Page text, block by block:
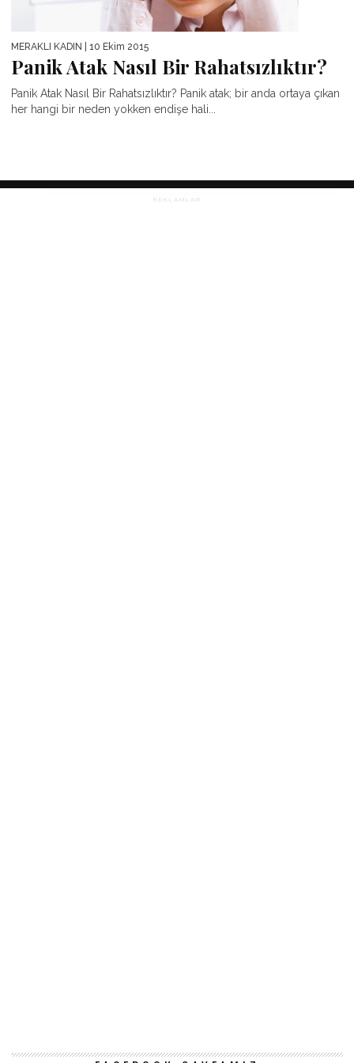
MERAKLI KADIN | 10 Ekim 2015
Panik Atak Nasıl Bir Rahatsızlıktır?
Panik Atak Nasıl Bir Rahatsızlıktır? Panik atak; bir anda ortaya çıkan
her hangi bir neden yokken endişe hali...
REKLAMLAR